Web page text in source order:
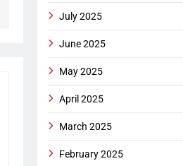
July 2025
June 2025
May 2025
April 2025
March 2025
February 2025